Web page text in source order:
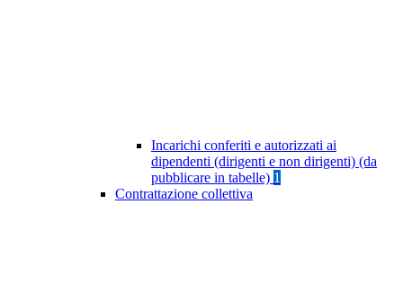
Incarichi conferiti e autorizzati ai
dipendenti (dirigenti e non dirigenti) (da
pubblicare in tabelle) 1
Contrattazione collettiva